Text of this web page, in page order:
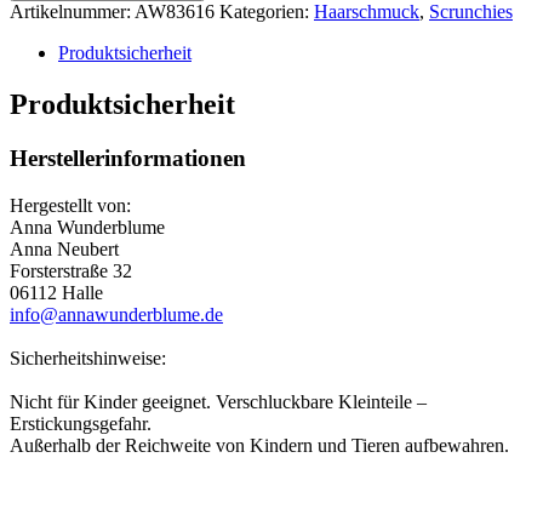
Artikelnummer: AW83616 Kategorien: Haarschmuck, Scrunchies
Produktsicherheit
Produktsicherheit
Herstellerinformationen
Hergestellt von:
Anna Wunderblume
Anna Neubert
Forsterstraße 32
06112 Halle
info@annawunderblume.de
Sicherheitshinweise:
Nicht für Kinder geeignet. Verschluckbare Kleinteile –
Erstickungsgefahr.
Außerhalb der Reichweite von Kindern und Tieren aufbewahren.